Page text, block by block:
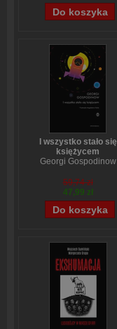
I wszystko stało się
księżycem
Georgi Gospodinow
59,74 zł
47,99 zł